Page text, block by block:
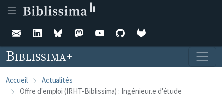
Biblissima
Accueil
Actualités
Offre d'emploi (IRHT-Biblissima) : Ingénieur.e d'étude